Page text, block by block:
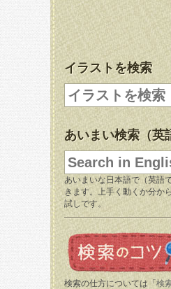
イラストを検索
あいまい検索（英
あいまいな日本語で（英語
きます。上手く動くか分か
試しです。
検索の仕方については「 検